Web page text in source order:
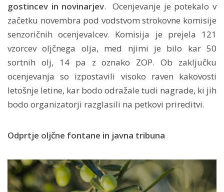
gostincev in novinarjev. Ocenjevanje je potekalo v
začetku novembra pod vodstvom strokovne komisije
senzoričnih ocenjevalcev. Komisija je prejela 121
vzorcev oljčnega olja, med njimi je bilo kar 50
sortnih olj, 14 pa z oznako ZOP. Ob zaključku
ocenjevanja so izpostavili visoko raven kakovosti
letošnje letine, kar bodo odražale tudi nagrade, ki jih
bodo organizatorji razglasili na petkovi prireditvi.
Odprtje oljčne fontane in javna tribuna